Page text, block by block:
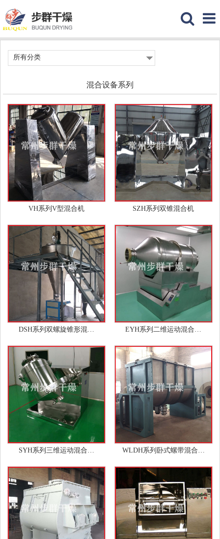
所有分类
混合设备系列
VH系列V型混合机 SZH系列双锥混合机
DSH系列双螺旋锥形混… EYH系列二维运动混合…
SYH系列三维运动混合… WLDH系列卧式螺带混合…